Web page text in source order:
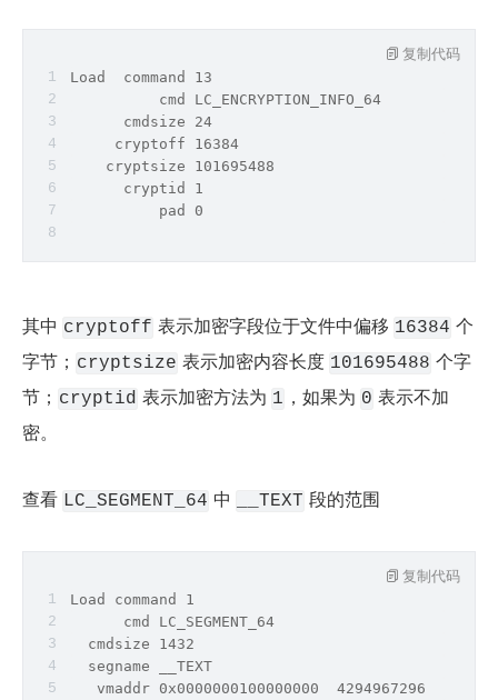
Load command
13
          cmd LC_ENCRYPTION_INFO_64
      cmdsize 24
     cryptoff 16384
    cryptsize 101695488
      cryptid 1
          pad 0
复制代码
其中 cryptoff 表示加密字段位于文件中偏移 16384 个
字节； cryptsize 表示加密内容长度 101695488 个字
节； cryptid 表示加密方法为 1 ，如果为 0 表示不加
密。
查看 LC_SEGMENT_64 中 __TEXT 段的范围
Load command
1
      cmd LC_SEGMENT_64
  cmdsize 1432
  segname __TEXT
   vmaddr 0x0000000100000000  4294967296
复制代码